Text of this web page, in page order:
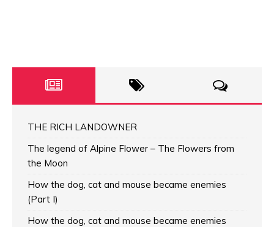
THE RICH LANDOWNER
The legend of Alpine Flower – The Flowers from
the Moon
How the dog, cat and mouse became enemies
(Part I)
How the dog, cat and mouse became enemies